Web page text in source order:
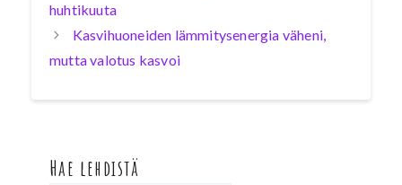
huhtikuuta
Kasvihuoneiden lämmitysenergia väheni,
mutta valotus kasvoi
Hae lehdistä